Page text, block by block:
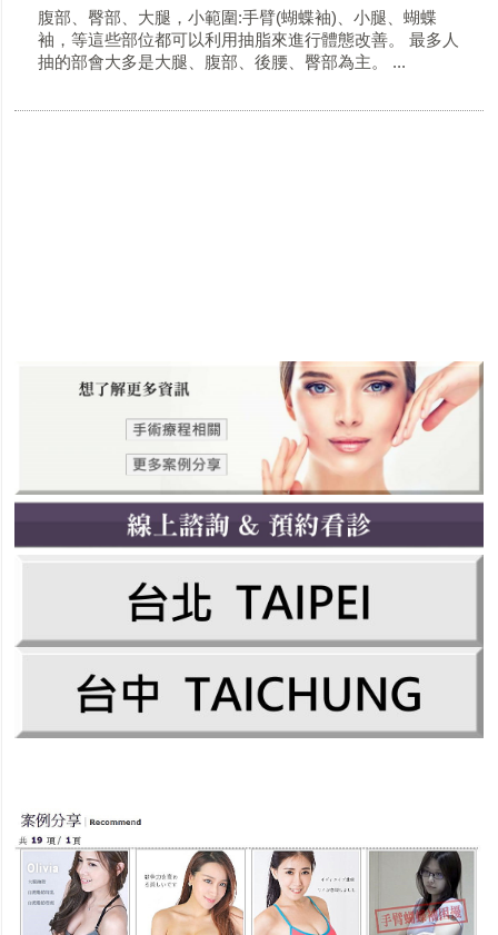
腹部、臀部、大腿，小範圍:手臂(蝴蝶袖)、小腿、蝴蝶
袖，等這些部位都可以利用抽脂來進行體態改善。 最多人
抽的部會大多是大腿、腹部、後腰、臀部為主。 ...